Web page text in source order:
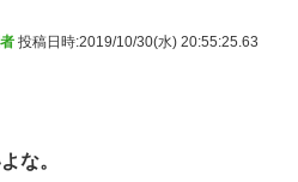
投稿日時:2019/10/30(水) 20:55:25.63
な。